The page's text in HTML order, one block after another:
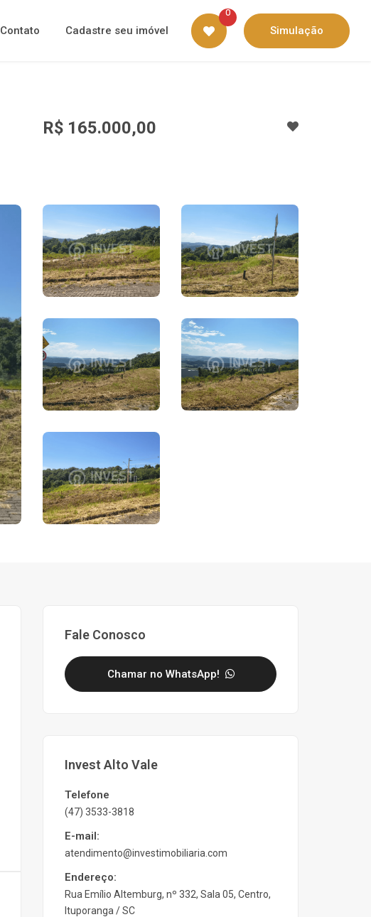
Contato Cadastre seu imóvel
0
Simulação
R$ 165.000,00
Fale Conosco
Chamar no WhatsApp!
Invest Alto Vale
Telefone
(47) 3533-3818
E-mail:
atendimento@investimobiliaria.com
Endereço:
Rua Emílio Altemburg, nº 332, Sala 05, Centro,
Ituporanga / SC